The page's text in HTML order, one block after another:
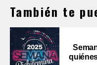
También te